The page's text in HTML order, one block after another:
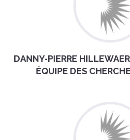
DANNY-PIERRE
ÉQUIPE DES